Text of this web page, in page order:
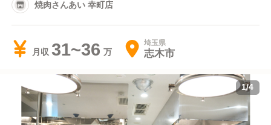
焼肉さんあい 幸町店
月収 31~36 埼玉県
志木市
1/4